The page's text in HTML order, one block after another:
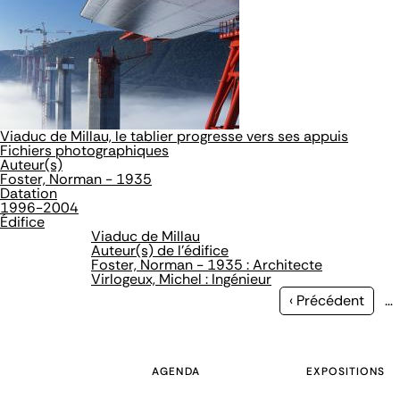
Viaduc de Millau, le tablier progresse vers ses appuis
Fichiers photographiques
Auteur(s)
Foster, Norman - 1935
Datation
1996-2004
Édifice
Viaduc de Millau
Auteur(s) de l'édifice
Foster, Norman - 1935 : Architecte
Virlogeux, Michel : Ingénieur
Page
‹ Précédent …
AGENDA EXPOSITIONS